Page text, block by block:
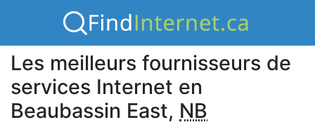
Les meilleurs fournisseurs de
services Internet en
Beaubassin East, NB